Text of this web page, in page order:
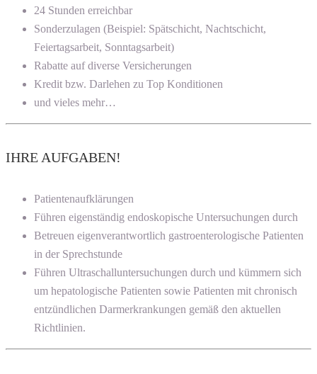
24 Stunden erreichbar
Sonderzulagen (Beispiel: Spätschicht, Nachtschicht,
Feiertagsarbeit, Sonntagsarbeit)
Rabatte auf diverse Versicherungen
Kredit bzw. Darlehen zu Top Konditionen
und vieles mehr…
IHRE AUFGABEN!
Patientenaufklärungen
Führen eigenständig endoskopische Untersuchungen durch
Betreuen eigenverantwortlich gastroenterologische Patienten
in der Sprechstunde
Führen Ultraschalluntersuchungen durch und kümmern sich
um hepatologische Patienten sowie Patienten mit chronisch
entzündlichen Darmerkrankungen gemäß den aktuellen
Richtlinien.